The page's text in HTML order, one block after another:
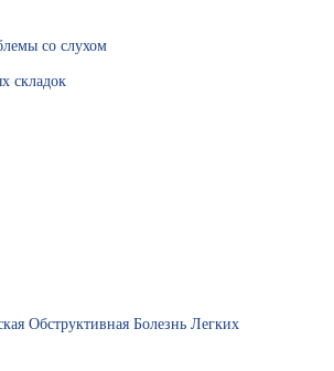
со слухом
складок
Обструктивная Болезнь Легких